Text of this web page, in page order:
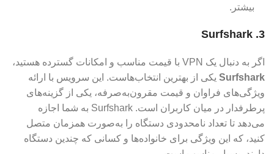
بیشتر.
3. Surfshark
اگر به دنبال یک VPN با قیمت مناسب و امکانات گسترده هستید،
Surfshark یکی از بهترین انتخاب‌هاست. این سرویس با ارائه
ویژگی‌های فراوان و قیمت مقرون‌به‌صرفه، یکی از گزینه‌های
پرطرفدار در میان کاربران است. Surfshark به شما اجازه
می‌دهد تا تعداد نامحدودی دستگاه را به‌صورت همزمان متصل
کنید، که این ویژگی برای خانواده‌ها و کسانی که چندین دستگاه